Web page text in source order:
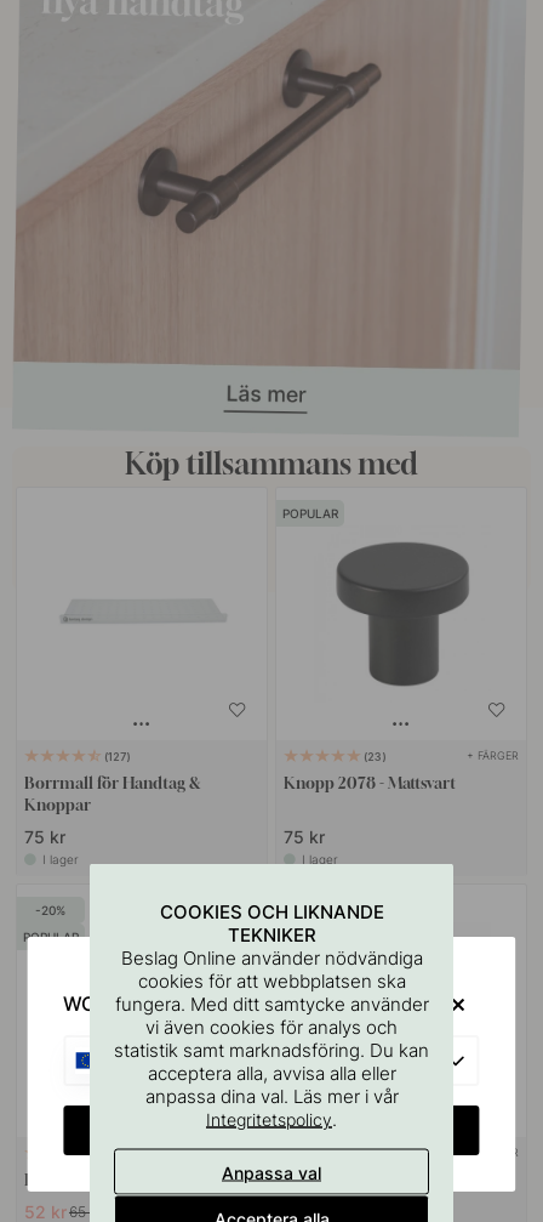
Köp tillsammans med
127
Borrmall för Handtag &
Knoppar
75 kr
I lager
POPULAR
23 + FÄRGER
Knopp 2078 - Mattsvart
75 kr
I lager
20
POPULAR
21 + FÄRGER
Knopp Como - Mattsvart
52 kr65 kr
2 + FÄRGER
Knopp Solliden - Mattsvart
169 kr
COOKIES OCH LIKNANDE
TEKNIKER
Beslag Online använder nödvändiga
cookies för att webbplatsen ska
fungera. Med ditt samtycke använder
vi även cookies för analys och
statistik samt marknadsföring. Du kan
acceptera alla, avvisa alla eller
anpassa dina val. Läs mer i vår
Integritetspolicy.
Anpassa val
Acceptera alla
WOULD YOU RATHER VISIT?
EU
CHANGE COUNTRY